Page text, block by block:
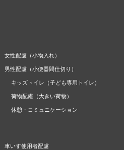
女性配慮（小物入れ）
男性配慮（小便器間仕切り）
キッズトイレ（子ども専用トイレ）
荷物配慮（大きい荷物）
休憩・コミュニケーション
車いす使用者配慮